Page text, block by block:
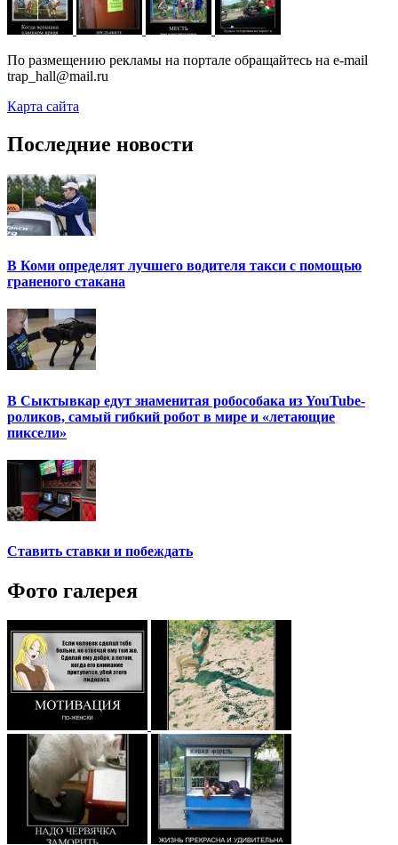
По размещению рекламы на портале обращайтесь на e-mail
trap_hall@mail.ru
Карта сайта
Последние новости
В Коми определят лучшего водителя такси с помощью
граненого стакана
В Сыктывкар едут знаменитая робособака из YouTube-
роликов, самый гибкий робот в мире и «летающие
пиксели»
Ставить ставки и побеждать
Фото галерея